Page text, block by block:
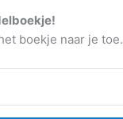
boekje naar je toe.